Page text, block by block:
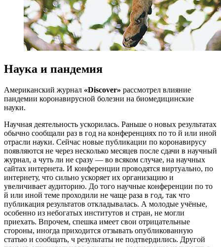
Наука и пандемия
Американский журнал «Discover» рассмотрел влияние
пандемии коронавирусной болезни на биомедицинские
науки.
Научная деятельность ускорилась. Раньше о новых результатах
обычно сообщали раз в год на конференциях по то й или иной
отрасли науки. Сейчас новые публикации по коронавирусу
появляются не через несколько месяцев после сдачи в научный
журнал, а чуть ли не сразу — во всяком случае, на научных
сайтах интернета. И конференции проводятся виртуально, по
интернету, что сильно ускоряет их организацию и
увеличивает аудиторию. До того научные конференции по то
й или иной теме проходили не чаще раза в год, так что
публикация результатов откладывалась. А молодые учёные,
особенно из небогатых институтов и стран, не могли
приехать. Впрочем, спешка имеет свои отрицательные
стороны, иногда приходится отзывать опубликованную
статью и сообщать, ч результаты не подтвердились. Другой